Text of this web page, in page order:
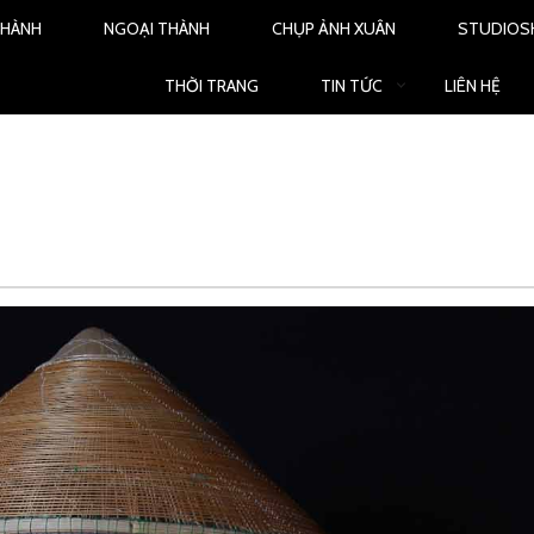
NGOẠI THÀNH CHỤP ẢNH XUÂN
THỜI TRANG TIN TỨC LIÊN HỆ